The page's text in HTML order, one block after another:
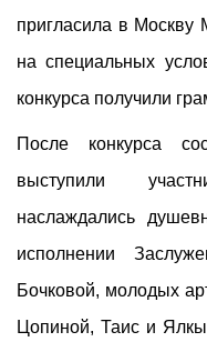
пригласила в Москву
на специальных
конкурса получили
После конкурса
выступили
наслаждались
исполнении
Бочковой, молодых
Цопиной, Таис и Ялкы